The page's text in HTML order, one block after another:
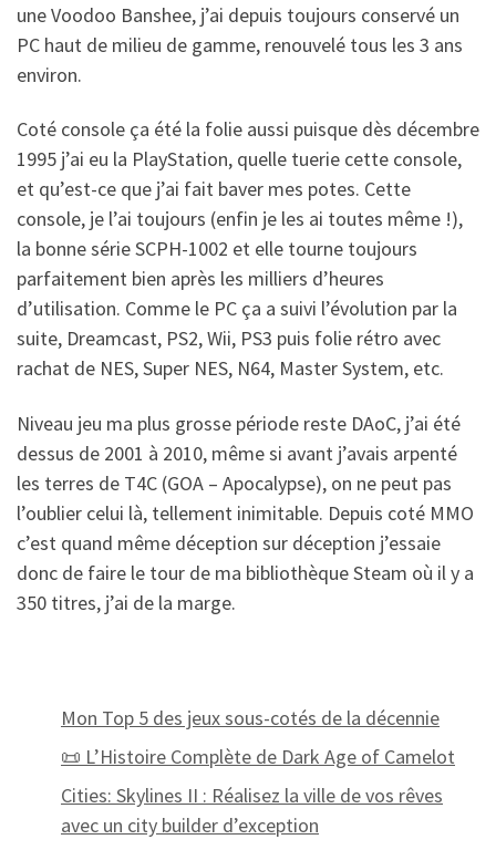
une Voodoo Banshee, j’ai depuis toujours conservé un
PC haut de milieu de gamme, renouvelé tous les 3 ans
environ.
Coté console ça été la folie aussi puisque dès décembre
1995 j’ai eu la PlayStation, quelle tuerie cette console,
et qu’est-ce que j’ai fait baver mes potes. Cette
console, je l’ai toujours (enfin je les ai toutes même !),
la bonne série SCPH-1002 et elle tourne toujours
parfaitement bien après les milliers d’heures
d’utilisation. Comme le PC ça a suivi l’évolution par la
suite, Dreamcast, PS2, Wii, PS3 puis folie rétro avec
rachat de NES, Super NES, N64, Master System, etc.
Niveau jeu ma plus grosse période reste DAoC, j’ai été
dessus de 2001 à 2010, même si avant j’avais arpenté
les terres de T4C (GOA – Apocalypse), on ne peut pas
l’oublier celui là, tellement inimitable. Depuis coté MMO
c’est quand même déception sur déception j’essaie
donc de faire le tour de ma bibliothèque Steam où il y a
350 titres, j’ai de la marge.
Mon Top 5 des jeux sous-cotés de la décennie
📜 L’Histoire Complète de Dark Age of Camelot
Cities: Skylines II : Réalisez la ville de vos rêves
avec un city builder d’exception